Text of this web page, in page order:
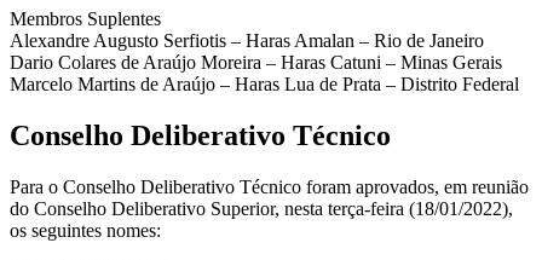
Membros Suplentes
Alexandre Augusto Serfiotis – Haras Amalan – Rio de Janeiro
Dario Colares de Araújo Moreira – Haras Catuni – Minas Gerais
Marcelo Martins de Araújo – Haras Lua de Prata – Distrito Federal
Conselho Deliberativo Técnico
Para o Conselho Deliberativo Técnico foram aprovados, em reunião
do Conselho Deliberativo Superior, nesta terça-feira (18/01/2022),
os seguintes nomes: